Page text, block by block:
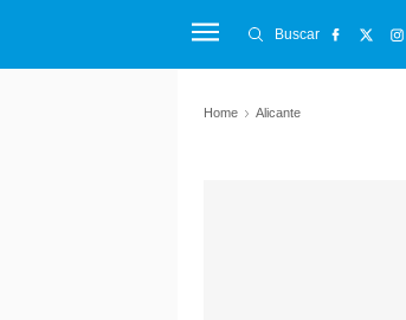
Buscar
Home Alicante